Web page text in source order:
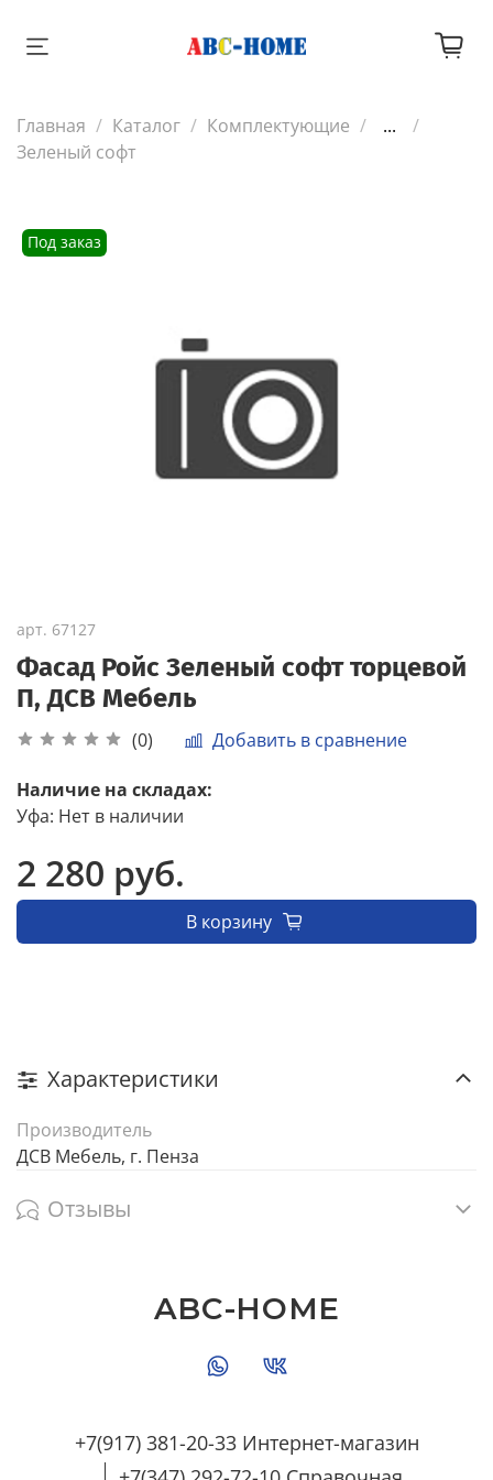
Главная Каталог Комплектующие
...
Зеленый софт
Под заказ
арт. 67127
Фасад Ройс Зеленый софт торцевой
П, ДСВ Мебель
(0) Добавить в сравнение
Наличие на складах:
Уфа: Нет в наличии
2 280 руб.
В корзину
Характеристики
Производитель
ДСВ Мебель, г. Пенза
Отзывы
+7(917) 381-20-33 Интернет-магазин
ABC-HOME